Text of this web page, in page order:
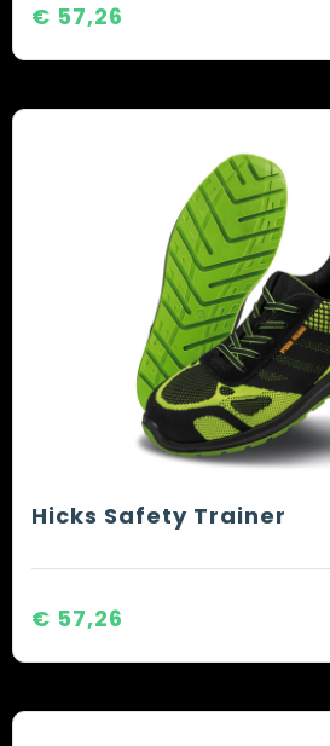
€ 57,26
Hicks Safety Trainer
€ 57,26